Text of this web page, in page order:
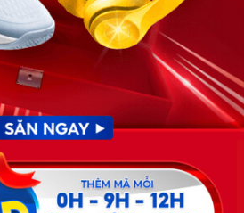
Giấy phép hoạt động dịch vụ
việc làm số 54/2019/SLĐTBXH-
GP do Sở lao động thương
binh và xã hội cấp ngày 30
tháng 12 năm 2019.